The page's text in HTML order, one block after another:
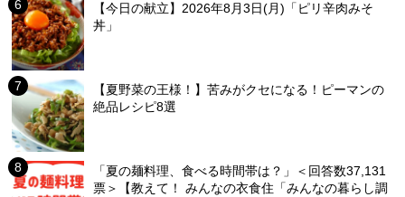
【今日の献立】2026年8月3日(月)「ピリ辛肉みそ
丼」
【夏野菜の王様！】苦みがクセになる！ピーマンの
絶品レシピ8選
「夏の麺料理、食べる時間帯は？」＜回答数37,131
票＞【教えて！ みんなの衣食住「みんなの暮らし調